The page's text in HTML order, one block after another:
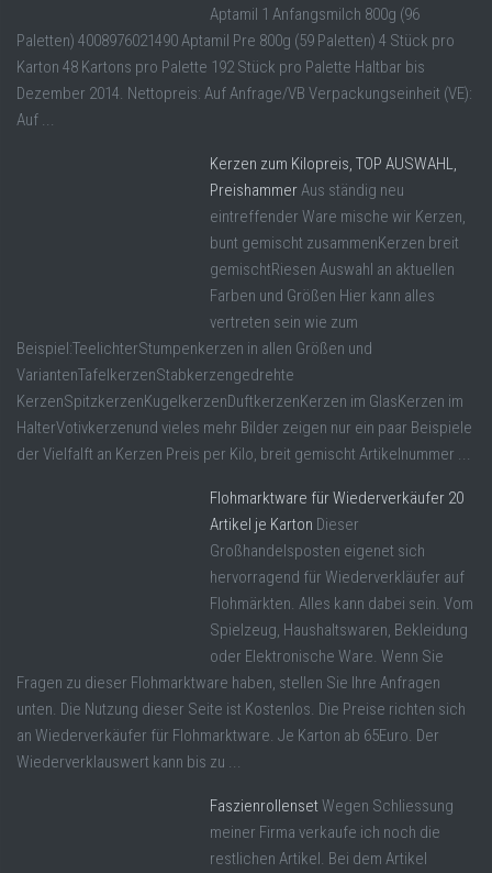
Aptamil 1 Anfangsmilch 800g (96
Paletten) 4008976021490 Aptamil Pre 800g (59 Paletten) 4 Stück pro
Karton 48 Kartons pro Palette 192 Stück pro Palette Haltbar bis
Dezember 2014. Nettopreis: Auf Anfrage/VB Verpackungseinheit (VE):
Auf ...
Kerzen zum Kilopreis, TOP AUSWAHL,
PreishammerAus ständig neu
eintreffender Ware mische wir Kerzen,
bunt gemischt zusammenKerzen breit
gemischtRiesen Auswahl an aktuellen
Farben und Größen Hier kann alles
vertreten sein wie zum
Beispiel:TeelichterStumpenkerzen in allen Größen und
VariantenTafelkerzenStabkerzengedrehte
KerzenSpitzkerzenKugelkerzenDuftkerzenKerzen im GlasKerzen im
HalterVotivkerzenund vieles mehr Bilder zeigen nur ein paar Beispiele
der Vielfalft an Kerzen Preis per Kilo, breit gemischt Artikelnummer ...
Flohmarktware für Wiederverkäufer 20
Artikel je Karton Dieser
Großhandelsposten eigenet sich
hervorragend für Wiederverkläufer auf
Flohmärkten. Alles kann dabei sein. Vom
Spielzeug, Haushaltswaren, Bekleidung
oder Elektronische Ware. Wenn Sie
Fragen zu dieser Flohmarktware haben, stellen Sie Ihre Anfragen
unten. Die Nutzung dieser Seite ist Kostenlos. Die Preise richten sich
an Wiederverkäufer für Flohmarktware. Je Karton ab 65Euro. Der
Wiederverklauswert kann bis zu ...
FaszienrollensetWegen Schliessung
meiner Firma verkaufe ich noch die
restlichen Artikel. Bei dem Artikel